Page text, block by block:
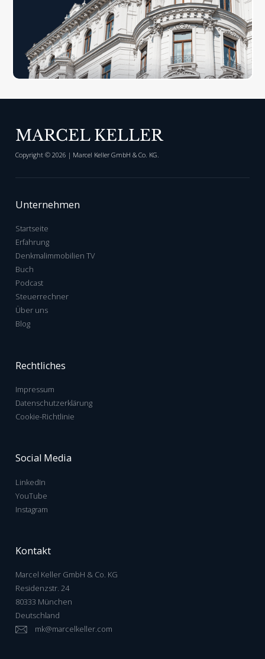
MARCEL KELLER
Copyright © 2026 | Marcel Keller GmbH & Co. KG.
Unternehmen
Startseite
Erfahrung
Denkmalimmobilien TV
Buch
Podcast
Steuerrechner
Über uns
Blog
Rechtliches
Impressum
Datenschutzerklärung
Cookie-Richtlinie
Social Media
LinkedIn
YouTube
Instagram
Kontakt
Marcel Keller GmbH & Co. KG
Residenzstr. 24
80333 München
Deutschland
mk@marcelkeller.com